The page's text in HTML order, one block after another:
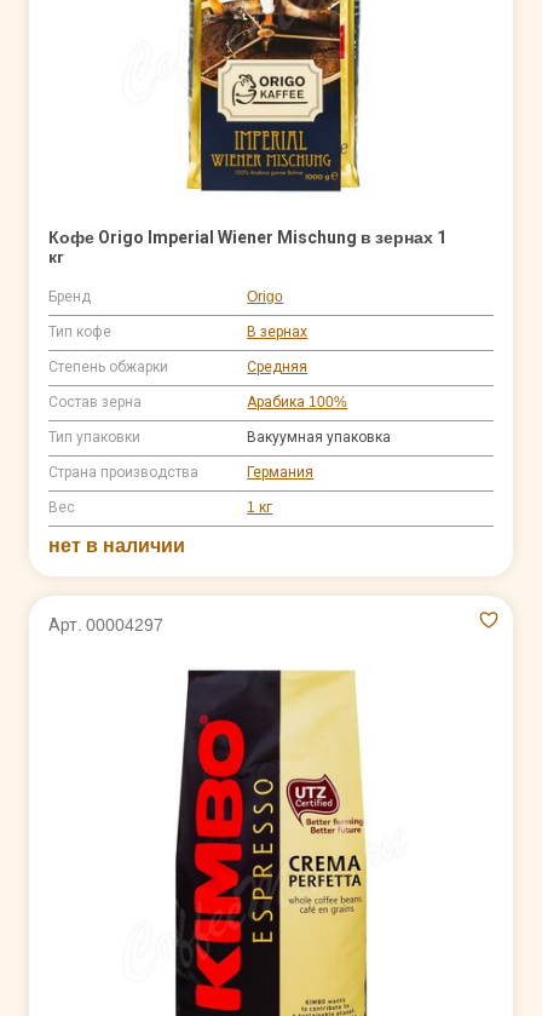
Кофе Origo Imperial Wiener Mischung в зернах 1
кг
Бренд Origo
Тип кофе В зернах
Степень обжарки Средняя
Состав зерна Арабика 100%
Тип упаковки Вакуумная упаковка
Страна производства Германия
Вес 1 кг
нет в наличии
Арт. 00004297